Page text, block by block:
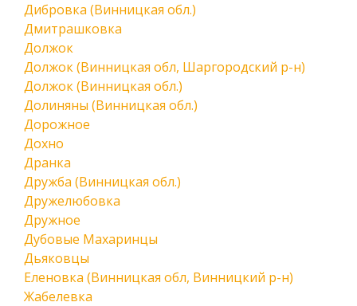
Дибровка (Винницкая обл.)
Дмитрашковка
Должок
Должок (Винницкая обл, Шаргородский р-н)
Должок (Винницкая обл.)
Долиняны (Винницкая обл.)
Дорожное
Дохно
Дранка
Дружба (Винницкая обл.)
Дружелюбовка
Дружное
Дубовые Махаринцы
Дьяковцы
Еленовка (Винницкая обл, Винницкий р-н)
Жабелевка